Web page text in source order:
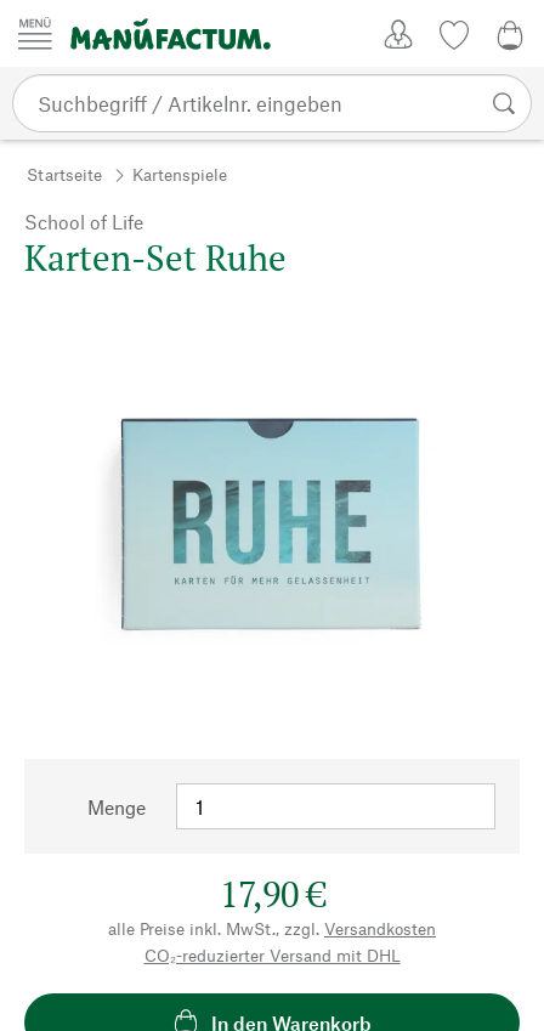
Zum Inhalt springen
Startseite Kartenspiele
School of Life
Karten-Set Ruhe
Menge
17,90 €
alle Preise inkl. MwSt., zzgl. Versandkosten
CO₂-reduzierter Versand mit DHL
In den Warenkorb